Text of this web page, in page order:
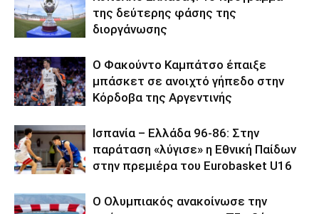
της δεύτερης φάσης της
διοργάνωσης
Ο Φακούντο Καμπάτσο έπαιξε
μπάσκετ σε ανοιχτό γήπεδο στην
Κόρδοβα της Αργεντινής
Ισπανία – Ελλάδα 96-86: Στην
παράταση «λύγισε» η Εθνική Παίδων
στην πρεμιέρα του Eurobasket U16
Ο Ολυμπιακός ανακοίνωσε την